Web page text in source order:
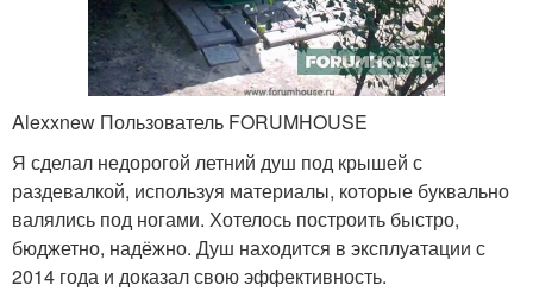
Alexxnew Пользователь FORUMHOUSE
Я сделал недорогой летний душ под крышей с
раздевалкой, используя материалы, которые буквально
валялись под ногами. Хотелось построить быстро,
бюджетно, надёжно. Душ находится в эксплуатации с
2014 года и доказал свою эффективность.